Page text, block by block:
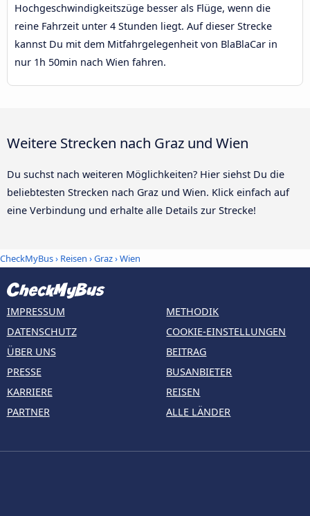
Hochgeschwindigkeitszüge besser als Flüge, wenn die
reine Fahrzeit unter 4 Stunden liegt. Auf dieser Strecke
kannst Du mit dem Mitfahrgelegenheit von BlaBlaCar in
nur 1h 50min nach Wien fahren.
Weitere Strecken nach Graz und Wien
Du suchst nach weiteren Möglichkeiten? Hier siehst Du die
beliebtesten Strecken nach Graz und Wien. Klick einfach auf
eine Verbindung und erhalte alle Details zur Strecke!
CheckMyBus› Reisen ›Graz›Wien
IMPRESSUM
DATENSCHUTZ
ÜBER UNS
PRESSE
KARRIERE
PARTNER
METHODIK
COOKIE-EINSTELLUNGEN
BEITRAG
BUSANBIETER
REISEN
ALLE LÄNDER